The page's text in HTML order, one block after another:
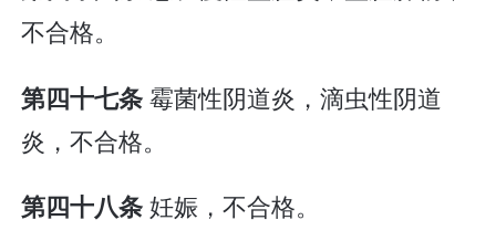
不合格。
第四十七条霉菌性阴道炎，滴虫性阴道
炎，不合格。
第四十八条妊娠，不合格。